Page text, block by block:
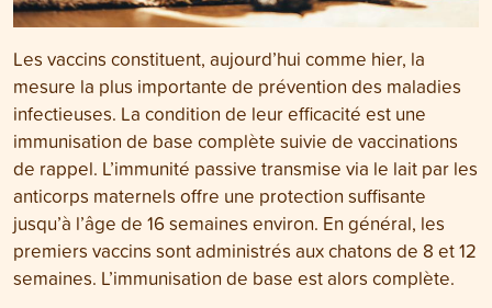
Les vaccins constituent, aujourd’hui comme hier, la
mesure la plus importante de prévention des maladies
infectieuses. La condition de leur efficacité est une
immunisation de base complète suivie de vaccinations
de rappel. L’immunité passive transmise via le lait par les
anticorps maternels offre une protection suffisante
jusqu’à l’âge de 16 semaines environ. En général, les
premiers vaccins sont administrés aux chatons de 8 et 12
semaines. L’immunisation de base est alors complète.